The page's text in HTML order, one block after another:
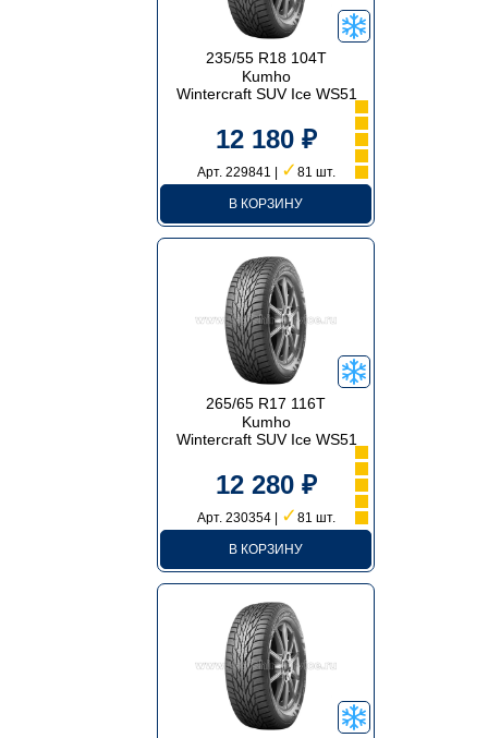
235/55 R18 104T
Kumho
Wintercraft SUV Ice WS51
12 180 ₽
Арт. 229841 | ✓ 81 шт.
В КОРЗИНУ
265/65 R17 116T
Kumho
Wintercraft SUV Ice WS51
12 280 ₽
Арт. 230354 | ✓ 81 шт.
В КОРЗИНУ